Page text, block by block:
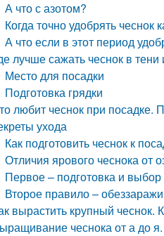
А что с азотом?
Когда точно удобрять
А что если в этот период
лучше сажать чеснок в
Место для посадки
Подготовка грядки
любит чеснок при посадке.
ухода
Как подготовить чеснок к
Отличия ярового чеснока от
Первое – подготовка и
Второе правило –
вырастить крупный чеснок.
чеснока от а до